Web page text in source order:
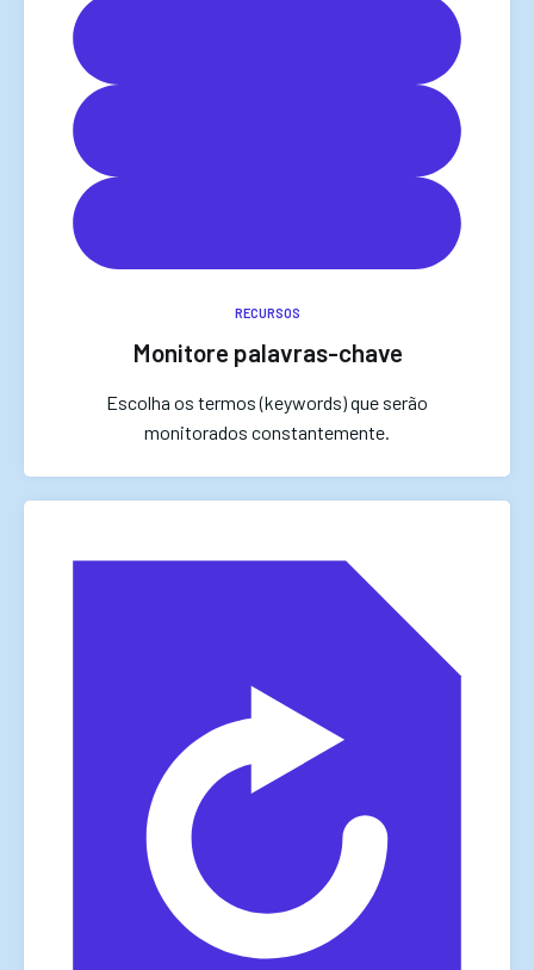
RECURSOS
Monitore palavras-chave
Escolha os termos (keywords) que serão
monitorados constantemente.